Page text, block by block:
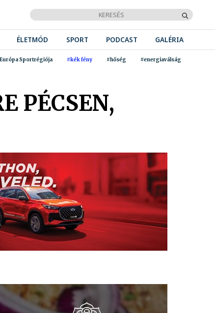
ÉLETMÓD SPORT PODCAST GALÉRIA
Sportrégiója #kék fény #hőség #energiaválság
PÉCSEN,